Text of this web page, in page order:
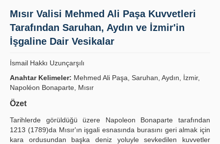
Journal Boards
Publication Policies
Guidelines
Mısır Valisi Mehmed Ali Paşa Kuvvetleri
Tarafından Saruhan, Aydın ve İzmir'in
İşgaline Dair Vesikalar
İsmail Hakkı Uzunçarşılı
Anahtar Kelimeler: Mehmed Ali Paşa, Saruhan, Aydın, İzmir,
Napoléon Bonaparte, Mısır
Özet
Tarihlerde görüldüğü üzere Napoleon Bonaparte tarafından
1213 (1789)da Mısır'ın işgali esnasında burasını geri almak için
kara ordusundan başka deniz yoluyle sevkedilen kuvvetler